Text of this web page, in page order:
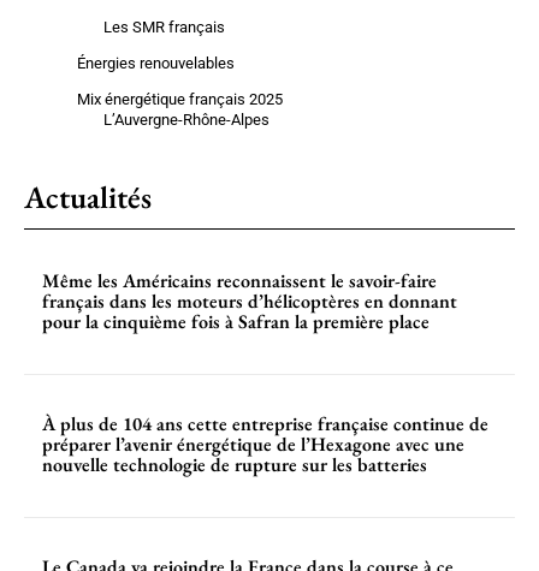
Les SMR français
Énergies renouvelables
Mix énergétique français 2025
L’Auvergne-Rhône-Alpes
Actualités
Même les Américains reconnaissent le savoir-faire
français dans les moteurs d’hélicoptères en donnant
pour la cinquième fois à Safran la première place
À plus de 104 ans cette entreprise française continue de
préparer l’avenir énergétique de l’Hexagone avec une
nouvelle technologie de rupture sur les batteries